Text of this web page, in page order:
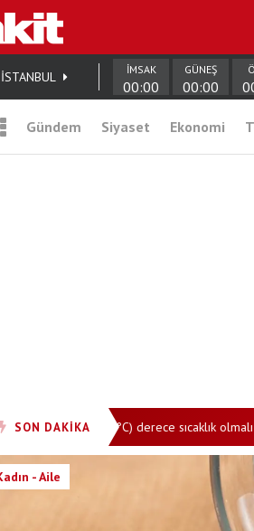
İSTANBUL İMSAK
00:00
GÜNEŞ
00:00
Gündem Siyaset Ekonomi
SON DAKİKA
212 °F (100 °C) derece sıcaklık olmalı •
- Aile